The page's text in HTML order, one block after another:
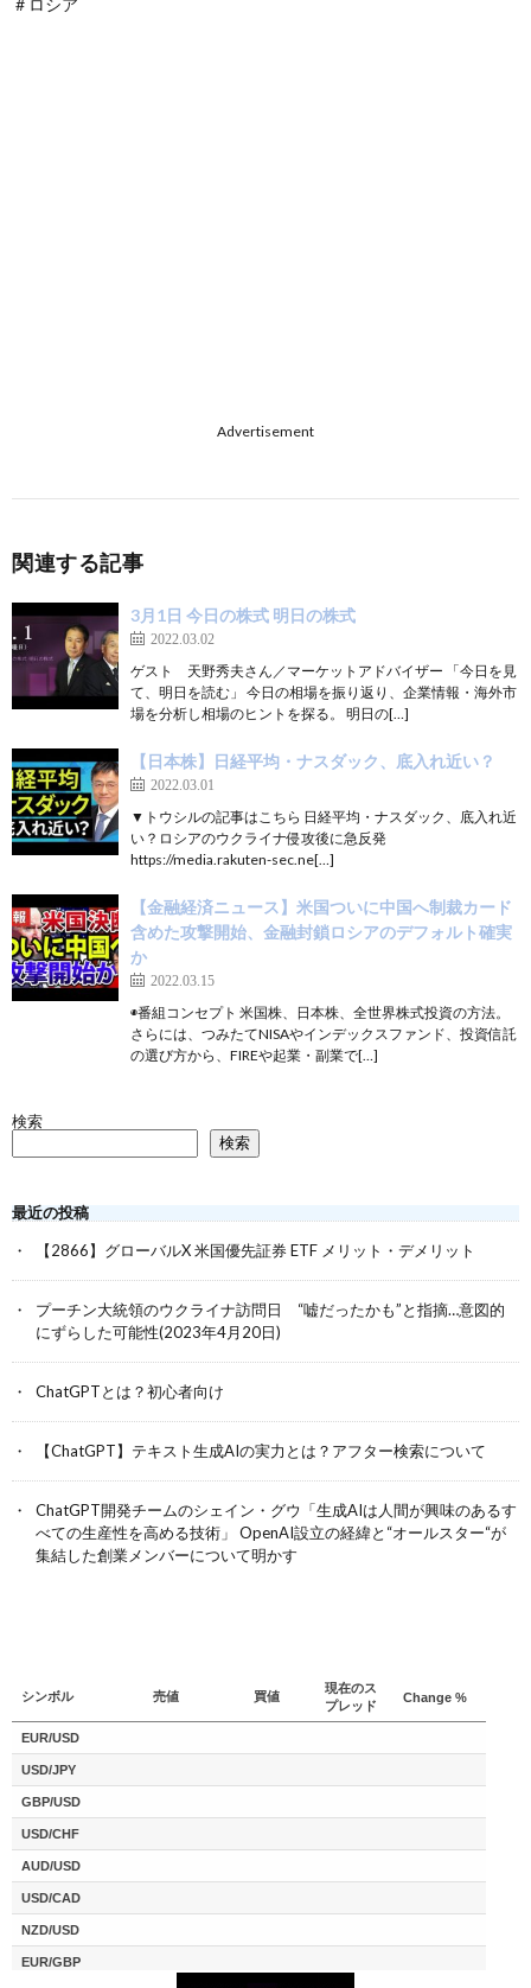
Advertisement
関連する記事
3月1日 今日の株式 明日の株式
2022.03.02
ゲスト 天野秀夫さん／マーケットアドバイザー 「今日を見
て、明日を読む」 今日の相場を振り返り、企業情報・海外市
場を分析し相場のヒントを探る。 明日の[…]
【日本株】日経平均・ナスダック、底入れ近い？
2022.03.01
▼トウシルの記事はこちら 日経平均・ナスダック、底入れ近
い？ロシアのウクライナ侵攻後に急反発
https://media.rakuten-sec.ne[…]
【金融経済ニュース】米国ついに中国へ制裁カード
含めた攻撃開始、金融封鎖ロシアのデフォルト確実
か
2022.03.15
◉番組コンセプト 米国株、日本株、全世界株式投資の方法。
さらには、つみたてNISAやインデックスファンド、投資信託
の選び方から、FIREや起業・副業で[…]
検索
検索
最近の投稿
【2866】グローバルX 米国優先証券 ETF メリット・デメリット
プーチン大統領のウクライナ訪問日 “嘘だったかも”と指摘…意図的
にずらした可能性(2023年4月20日)
ChatGPTとは？初心者向け
【ChatGPT】テキスト生成AIの実力とは？アフター検索について
ChatGPT開発チームのシェイン・グウ「生成AIは人間が興味のあるす
べての生産性を高める技術」 OpenAI設立の経緯と“オールスター“が
集結した創業メンバーについて明かす